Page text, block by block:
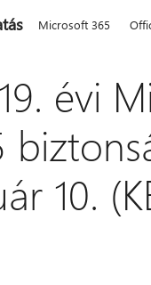
Microsoft 365
évi
10.